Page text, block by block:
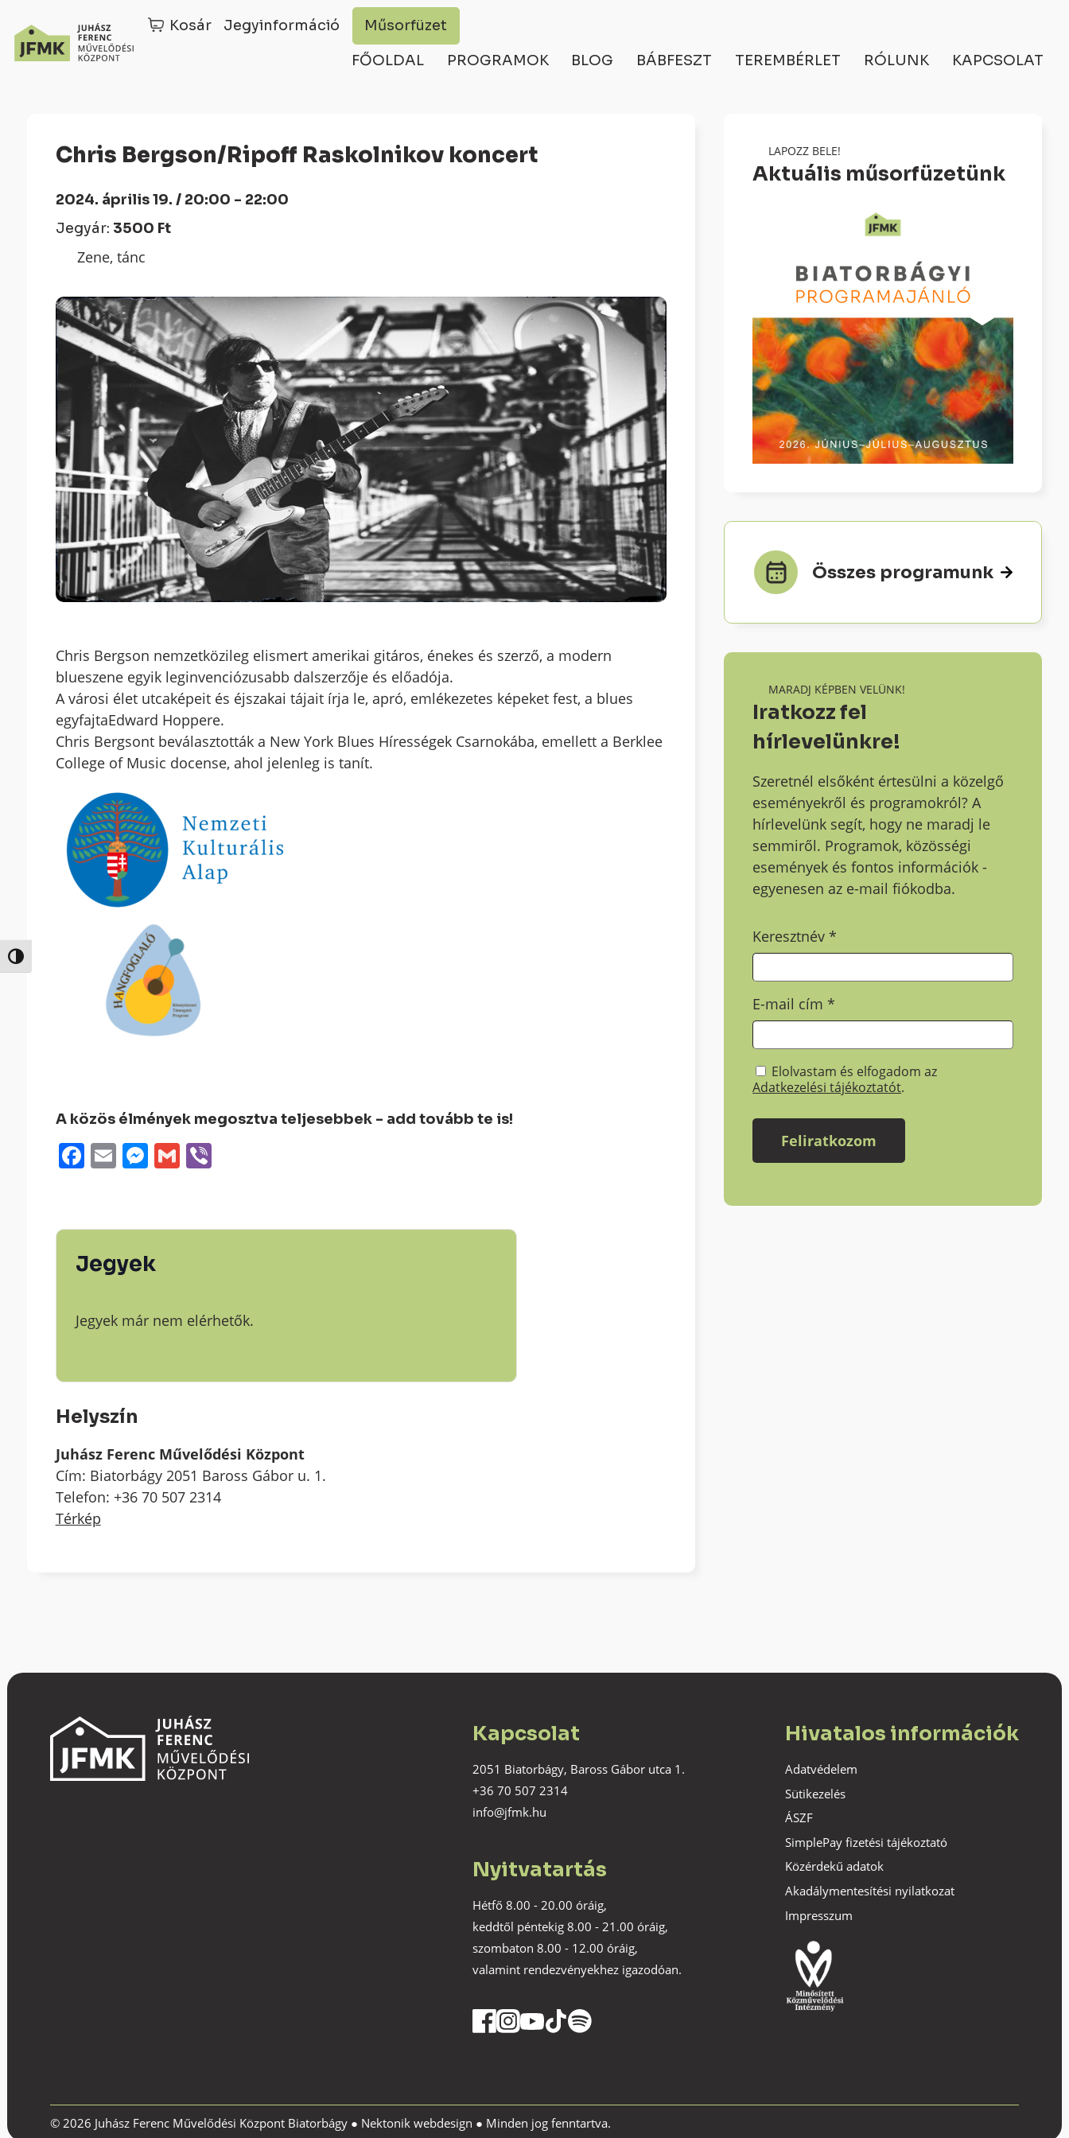
Nagy kontraszt váltása
Kosár Jegyinformáció Műsorfüzet
FŐOLDAL PROGRAMOK BLOG BÁBFESZT TEREMBÉRLET RÓLUNK KAPCSOLAT
Chris Bergson/Ripoff Raskolnikov koncert
2024. április 19. / 20:00 - 22:00
Jegyár: 3500 Ft
Zene, tánc
Chris Bergson nemzetközileg elismert amerikai gitáros, énekes és szerző, a modern
blueszene egyik leginvenciózusabb dalszerzője és előadója.
A városi élet utcaképeit és éjszakai tájait írja le, apró, emlékezetes képeket fest, a blues
egyfajtaEdward Hoppere.
Chris Bergsont beválasztották a New York Blues Hírességek Csarnokába, emellett a Berklee
College of Music docense, ahol jelenleg is tanít.
A közös élmények megosztva teljesebbek - add tovább te is!
Facebook
EmailMessenger
GmailViber
Jegyek
Jegyek már nem elérhetők.
Helyszín
Juhász Ferenc Művelődési Központ
Cím: Biatorbágy 2051 Baross Gábor u. 1.
Telefon: +36 70 507 2314
Térkép
LAPOZZ BELE!
Aktuális műsorfüzetünk
Összes programunk
MARADJ KÉPBEN VELÜNK!
Iratkozz fel
hírlevelünkre!
Szeretnél elsőként értesülni a közelgő
eseményekről és programokról? A
hírlevelünk segít, hogy ne maradj le
semmiről. Programok, közösségi
események és fontos információk -
egyenesen az e-mail fiókodba.
Keresztnév*
E-mail cím*
Elolvastam és elfogadom az
Adatkezelési tájékoztatót.
Kapcsolat
2051 Biatorbágy, Baross Gábor utca 1.
+36 70 507 2314
info@jfmk.hu
Nyitvatartás
Hétfő 8.00 - 20.00 óráig,
keddtől péntekig 8.00 - 21.00 óráig,
szombaton 8.00 - 12.00 óráig,
valamint rendezvényekhez igazodóan.
Hivatalos információk
Adatvédelem
Sütikezelés
ÁSZF
SimplePay fizetési tájékoztató
Közérdekű adatok
Akadálymentesítési nyilatkozat
Impresszum
© 2026 Juhász Ferenc Művelődési Központ Biatorbágy ● Nektonik webdesign ● Minden jog fenntartva.